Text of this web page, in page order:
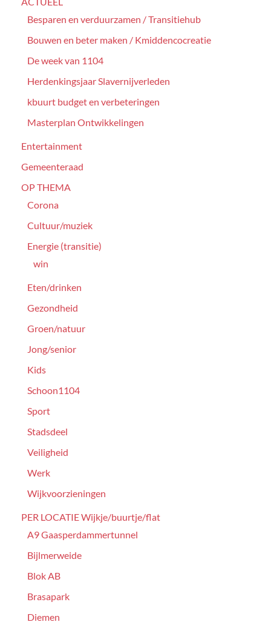
Besparen en verduurzamen / Transitiehub
Bouwen en beter maken / Kmiddencocreatie
De week van 1104
Herdenkingsjaar Slavernijverleden
kbuurt budget en verbeteringen
Masterplan Ontwikkelingen
Entertainment
Gemeenteraad
OP THEMA
Corona
Cultuur/muziek
Energie (transitie)
win
Eten/drinken
Gezondheid
Groen/natuur
Jong/senior
Kids
Schoon1104
Sport
Stadsdeel
Veiligheid
Werk
Wijkvoorzieningen
PER LOCATIE Wijkje/buurtje/flat
A9 Gaasperdammertunnel
Bijlmerweide
Blok AB
Brasapark
Diemen